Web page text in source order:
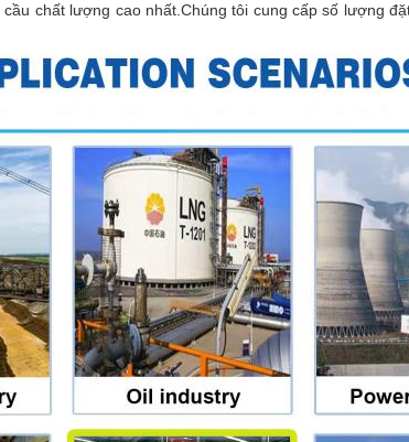
chất lượng cao nhất.Chúng tôi cung cấp số lượng